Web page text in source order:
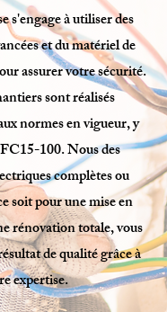
s'engage à utiliser des
et du matériel de
assurer votre sécurité.
sont réalisés
normes en vigueur, y
100. Nous des
complètes ou
soit pour une mise en
rénovation totale, vous
de qualité grâce à
expertise.